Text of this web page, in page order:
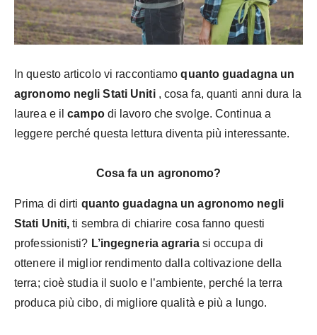
In questo articolo vi raccontiamoquanto guadagna un
agronomo negli Stati Uniti, cosa fa, quanti anni dura la
laurea e ilcampodi lavoro che svolge. Continua a
leggere perché questa lettura diventa più interessante.
Cosa fa un agronomo?
Prima di dirti quanto guadagna un agronomo negli
Stati Uniti, ti sembra di chiarire cosa fanno questi
professionisti? L’ingegneria agrariasi occupa di
ottenere il miglior rendimento dalla coltivazione della
terra; cioè studia il suolo e l’ambiente, perché la terra
produca più cibo, di migliore qualità e più a lungo.